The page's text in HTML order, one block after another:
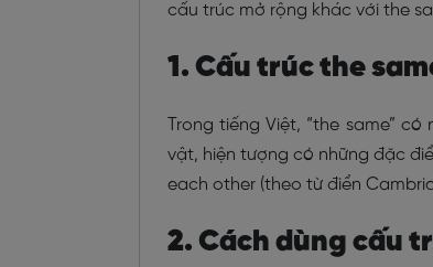
cấu trúc mở rộng khác với the
1. Cấu trúc the
Trong tiếng Việt, “the same”
vật, hiện tượng có những đặc
each other (theo từ điển
2. Cách dùng cấu